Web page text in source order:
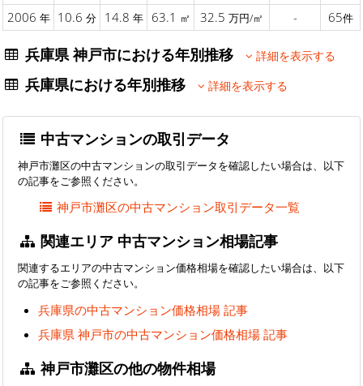
2006 年 10.6 分 14.8 年 63.1 ㎡ 32.5 万円/㎡ - 65件
兵庫県 神戸市における年別推移 詳細を表示する
兵庫県における年別推移 詳細を表示する
中古マンションの取引データ
神戸市灘区の中古マンションの取引データを確認したい場合は、以下
の記事をご参照ください。
神戸市灘区の中古マンション取引データ一覧
関連エリア 中古マンション相場記事
関連するエリアの中古マンション価格相場を確認したい場合は、以下
の記事をご参照ください。
兵庫県の中古マンション価格相場 記事
兵庫県 神戸市の中古マンション価格相場 記事
神戸市灘区の他の物件相場